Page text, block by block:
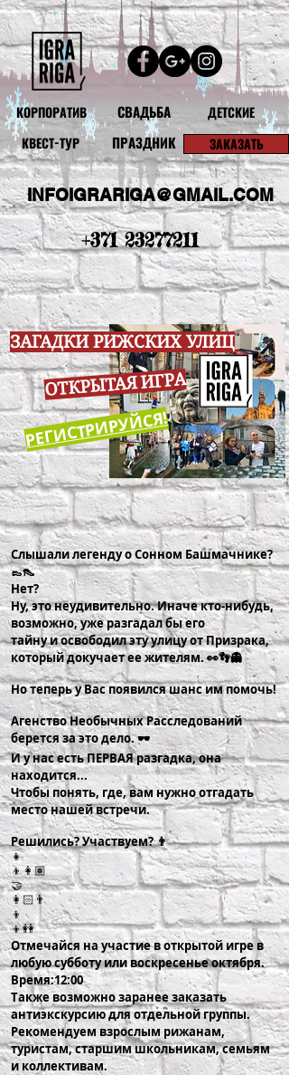
INFOIGRARIGA@GMAIL.COM
КОРПОРАТИВ ДЕТСКИЕ
СВАДЬБА
ПРАЗДНИК
КВЕСТ-ТУР ЗАКАЗАТЬ
+371 23277211
ОТКРЫТАЯ ИГРА
ЗАГАДКИ РИЖСКИХ УЛИЦ
РЕГИСТРИРУЙСЯ!
Слышали легенду о Cонном Башмачнике?
👞👠
Нет?
Ну, это неудивительно. Иначе кто-нибудь,
возможно, уже разгадал бы его
тайну и освободил эту улицу от Призрака,
который докучает ее жителям. 👀👣👻
Но теперь у Вас появился шанс им помочь!
Агенство Необычных Расследований
берется за это дело. 🕶
И у нас есть ПЕРВАЯ разгадка, она
находится...
Чтобы понять, где, вам нужно отгадать
место нашей встречи.
Решились? Участвуем? 👨
👧
👦👩🏽
🤝
👩🏻👨
👦
👦👭
Отмечайся на участие в открытой игре в
любую субботу или воскресенье октября.
Время:12:00
Также возможно заранее заказать
антиэкскурсию для отдельной группы.
Рекомендуем взрослым рижанам,
туристам, старшим школьникам, семьям
и коллективам.